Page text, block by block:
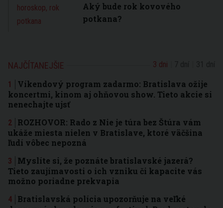
Aký bude rok kovového
potkana?
NAJČÍTANEJŠIE 3 dni
Víkendový program zadarmo: Bratislava ožije
koncertmi, kinom aj ohňovou show. Tieto akcie si
nenechajte ujsť
ROZHOVOR: Rado z Nie je túra bez Štúra vám
ukáže miesta nielen v Bratislave, ktoré väčšina
ľudí vôbec nepozná
Myslíte si, že poznáte bratislavské jazerá?
Tieto zaujímavosti o ich vzniku či kapacite vás
možno poriadne prekvapia
Bratislavská polícia upozorňuje na veľké